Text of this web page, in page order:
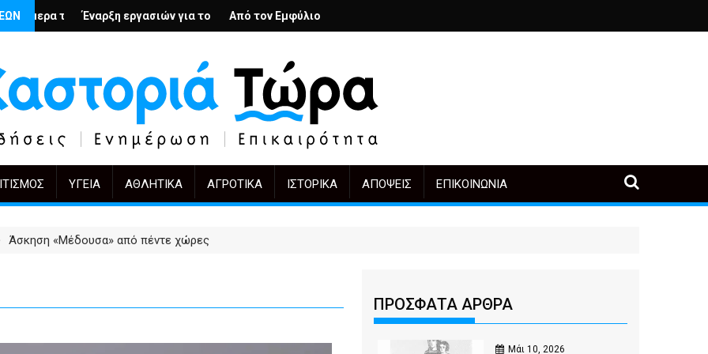
– Ο Άρμιν Βέγκνερ απέναντι στη λήθη
εργασιών για το Κέντρο Ημέρας Ολικής Φροντίδας στην Καστοριά
Από τον Εμφύλιο στην Πόλωση: το ίδιο έργο, άλλοι πρωταγωνιστές
KIFF 51: Η εικόνα μετά την αγορά
ΥΓΕΊΑ ΑΘΛΗΤΙΚΆ ΑΓΡΟΤΙΚΆ ΙΣΤΟΡΙΚΆ ΑΠΌΨΕΙΣ ΕΠΙΚΟΙΝΩΝΊΑ
Άσκηση «Μέδουσα» από πέντε χώρες
ΠΡΟΣΦΑΤΑ ΑΡΘΡΑ
Μάι 10, 2026